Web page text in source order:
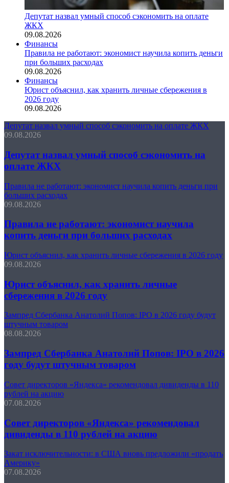
Депутат назвал умный способ сэкономить на оплате
ЖКХ
09.08.2026
Финансы
Правила не работают: экономист научила копить деньги
при больших расходах
09.08.2026
Финансы
Юрист объяснил, как хранить личные сбережения в
2026 году
09.08.2026
Депутат назвал умный способ сэкономить на оплате ЖКХ
09.08.2026
Депутат назвал умный способ сэкономить на
оплате ЖКХ
Правила не работают: экономист научила копить деньги при
больших расходах
09.08.2026
Правила не работают: экономист научила
копить деньги при больших расходах
Юрист объяснил, как хранить личные сбережения в 2026 году
09.08.2026
Юрист объяснил, как хранить личные
сбережения в 2026 году
Зампред Сбербанка Анатолий Попов: IPO в 2026 году будут
штучным товаром
08.08.2026
Зампред Сбербанка Анатолий Попов: IPO в 2026
году будут штучным товаром
Совет директоров «Яндекса» рекомендовал дивиденды в 110
рублей на акцию
07.08.2026
Совет директоров «Яндекса» рекомендовал
дивиденды в 110 рублей на акцию
Закат исключительности: в США вновь предложили «продать
Америку»
07.08.2026